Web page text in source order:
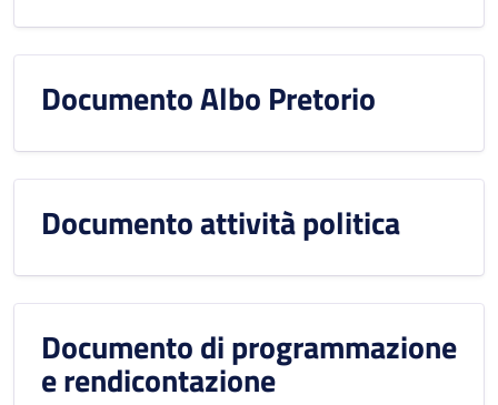
Documento Albo Pretorio
Documento attività politica
Documento di programmazione
e rendicontazione